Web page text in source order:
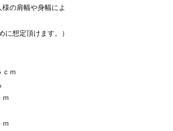
の肩幅や身幅によ
に想定頂けます。）
ｍ